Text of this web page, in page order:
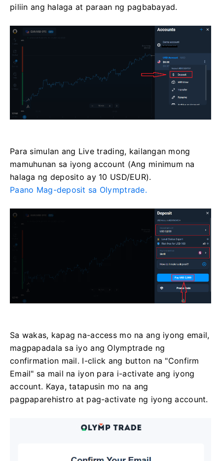
piliin ang halaga at paraan ng pagbabayad.
Para simulan ang Live trading, kailangan mong
mamuhunan sa iyong account (Ang minimum na
halaga ng deposito ay 10 USD/EUR).
Paano Mag-deposit sa Olymptrade.
Sa wakas, kapag na-access mo na ang iyong email,
magpapadala sa iyo ang Olymptrade ng
confirmation mail. I-click ang button na "Confirm
Email" sa mail na iyon para i-activate ang iyong
account. Kaya, tatapusin mo na ang
pagpaparehistro at pag-activate ng iyong account.